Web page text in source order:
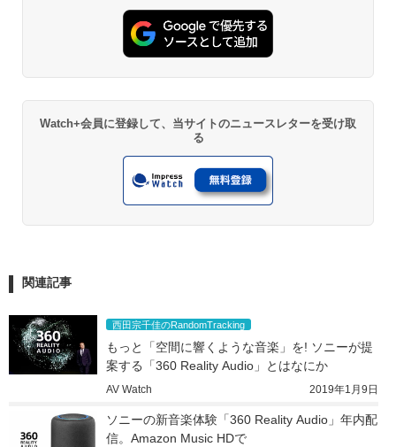
Watch+会員に登録して、当サイトのニュースレターを受け取
る
関連記事
西田宗千佳のRandomTracking
もっと「空間に響くような音楽」を! ソニーが提
案する「360 Reality Audio」とはなにか
AV Watch 2019年1月9日
ソニーの新音楽体験「360 Reality Audio」年内配
信。Amazon Music HDで